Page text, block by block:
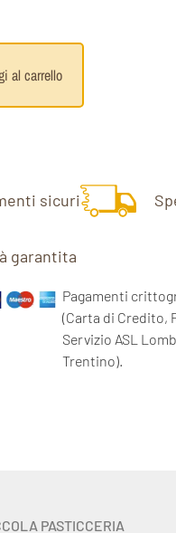
al carrello
sicuri
garantita
Pagamenti
(Carta di Credito,
Servizio ASL
Trentino).
PASTICCERIA